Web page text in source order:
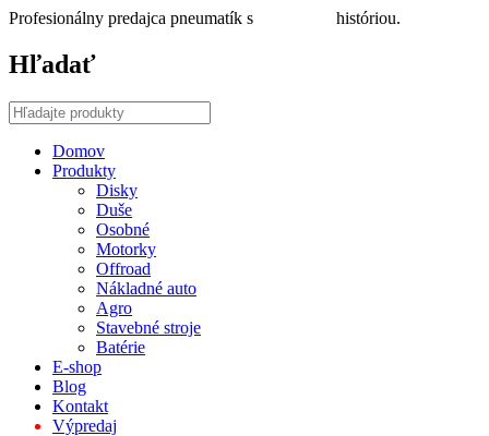
Profesionálny predajca pneumatík s históriou.
Hľadať
Domov
Produkty
Disky
Duše
Osobné
Motorky
Offroad
Nákladné auto
Agro
Stavebné stroje
Batérie
E-shop
Blog
Kontakt
Výpredaj